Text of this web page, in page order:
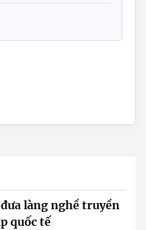
làng nghề truyền
quốc tế